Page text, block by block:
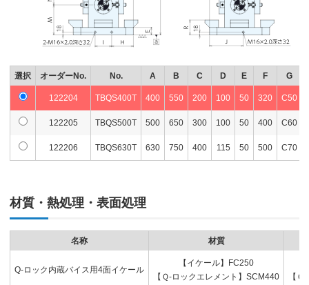
選択 オーダーNo. No. A B C D E F G
122204 TBQS400T 400 550 200 100 50 320 C50
122205 TBQS500T 500 650 300 100 50 400 C60
122206 TBQS630T 630 750 400 115 50 500 C70
材質・熱処理・表面処理
名称 材質
Q-ロック内蔵バイス用4面イケール
【イケール】FC250
【Ｑ-ロックエレメント】SCM440
【